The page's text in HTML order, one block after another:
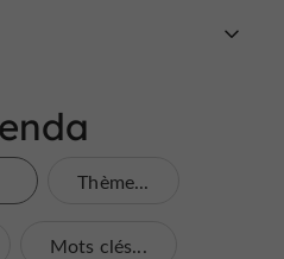
Thème...
Mots clés...